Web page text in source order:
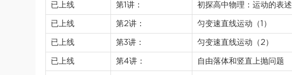
已上线 第1讲： 初探高中物理：运动的表述
已上线 第2讲： 匀变速直线运动（1）
已上线 第3讲： 匀变速直线运动（2）
已上线 第4讲： 自由落体和竖直上抛问题